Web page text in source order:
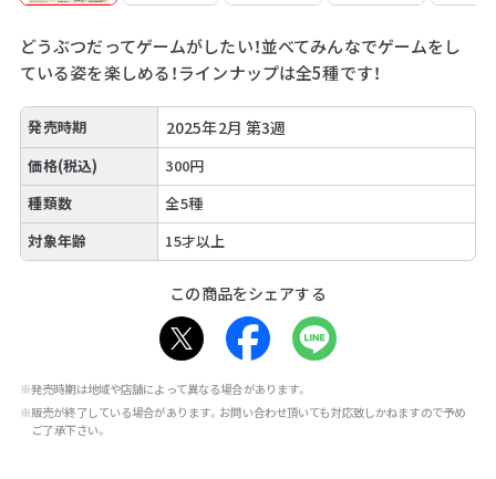
どうぶつだってゲームがしたい！並べてみんなでゲームをし
ている姿を楽しめる！ラインナップは全5種です！
発売時期 2025年2月 第3週
価格(税込)
300円
種類数
全5種
対象年齢
15才以上
この商品をシェアする
※発売時期は地域や店舗によって異なる場合があります。
※販売が終了している場合があります。お問い合わせ頂いても対応致しかねますので予め
ご了承下さい。